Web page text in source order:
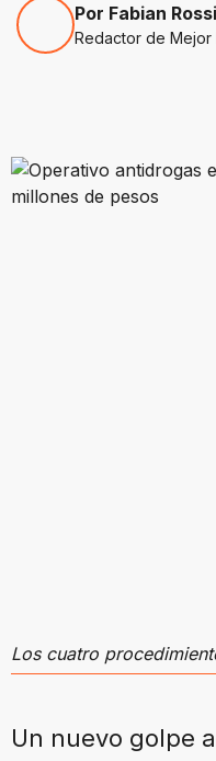
Por Fabian Rossi
Redactor de Mejor
Los cuatro
Un nuevo golpe